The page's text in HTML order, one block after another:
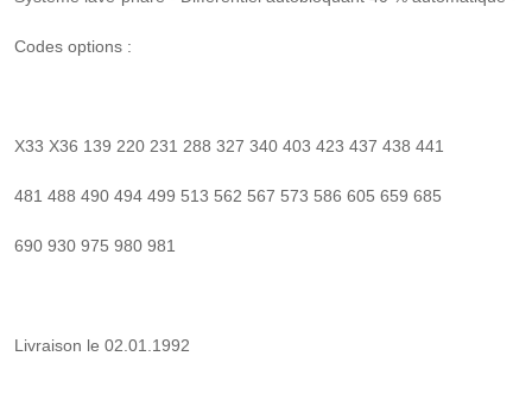
Codes options :
X33 X36 139 220 231 288 327 340 403 423 437 438 441
481 488 490 494 499 513 562 567 573 586 605 659 685
690 930 975 980 981
Livraison le 02.01.1992